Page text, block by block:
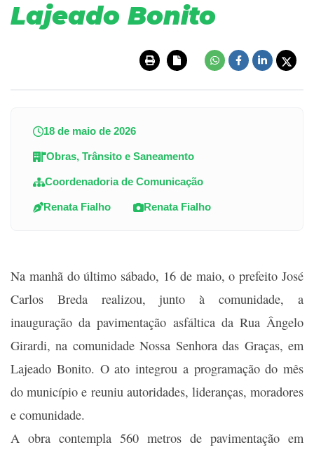
Lajeado Bonito
18 de maio de 2026
Obras, Trânsito e Saneamento
Coordenadoria de Comunicação
Renata Fialho Renata Fialho
Na manhã do último sábado, 16 de maio, o prefeito José
Carlos Breda realizou, junto à comunidade, a
inauguração da pavimentação asfáltica da Rua Ângelo
Girardi, na comunidade Nossa Senhora das Graças, em
Lajeado Bonito. O ato integrou a programação do mês
do município e reuniu autoridades, lideranças, moradores
e comunidade.
A obra contempla 560 metros de pavimentação em